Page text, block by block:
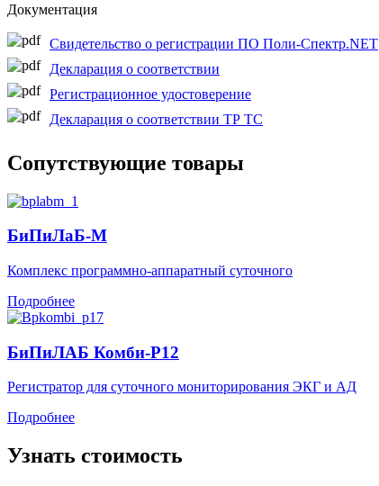
Документация
Свидетельство о регистрации ПО Поли-Спектр.NET
Декларация о соответствии
Регистрационное удостоверение
Декларация о соответствии ТР ТС
Сопутствующие товары
БиПиЛаБ-М
Комплекс программно-аппаратный суточного
Подробнее
БиПиЛАБ Комби-Р12
Регистратор для суточного мониторирования ЭКГ и АД
Подробнее
Узнать стоимость